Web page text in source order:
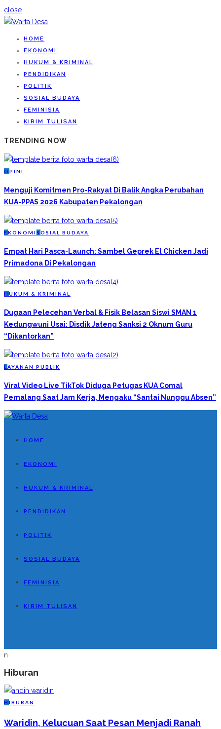
close
HOME
EKONOMI
HUKUM & KRIMINAL
PENDIDIKAN
POLITIK
SOSIAL BUDAYA
FEMINISIA
KIRIM TULISAN
TRENDING NOW
O PINI
Menguji Komitmen Pro-Rakyat Di Balik Angka Perubahan
KUA-PPAS 2026 Kabupaten Pekalongan
EKONOMI S OSIAL BUDAYA
Empat Hari Pasca-Launch: Sambel Geprek El Chicken Jadi
Primadona Di Pekalongan
H UKUM & KRIMINAL
Dugaan Pelecehan Verbal & Fisik Belasan Siswi SMAN 1
Kedungwuni Usai: Disdik Jateng Sanksi 2 Oknum Guru
“Dikantorkan”
L AYANAN PUBLIK
Viral Video Live TikTok Diduga Petugas KUA Comal
Pemalang Saat Jam Kerja, Mengaku “Santai Nunggu Absen”
HOME
EKONOMI
HUKUM & KRIMINAL
PENDIDIKAN
POLITIK
SOSIAL BUDAYA
FEMINISIA
KIRIM TULISAN
n
Hiburan
H IBURAN
Waridin, Kelucuan Saat Pesan Menjadi Ranah